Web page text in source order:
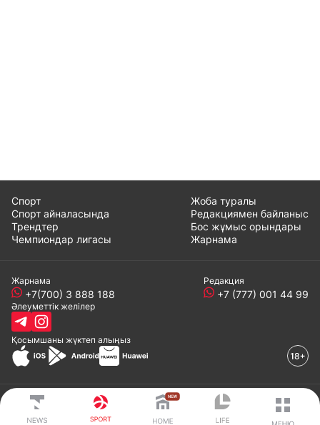
Спорт
Спорт айналасында
Трендтер
Чемпиондар лигасы
Жоба туралы
Редакциямен байланыс
Бос жұмыс орындары
Жарнама
Жарнама
+7(700) 3 888 188
Редакция
+7 (777) 001 44 99
Әлеуметтік желілер
Қосымшаны жүктеп алыңыз
© 2008-2024 ТОО «EML»